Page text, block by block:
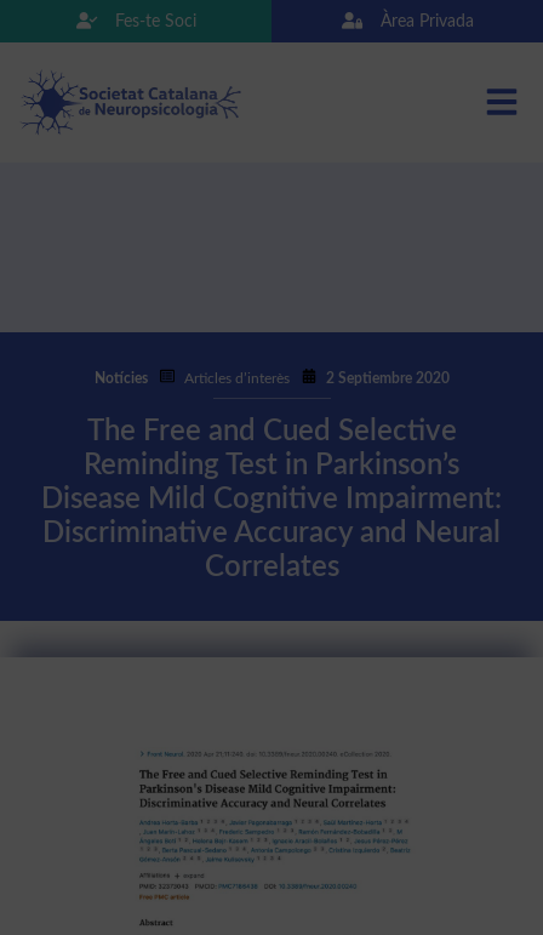
Fes-te Soci Àrea Privada
Notícies Articles d’interès 2 Septiembre 2020
The Free and Cued Selective
Reminding Test in Parkinson’s
Disease Mild Cognitive Impairment:
Discriminative Accuracy and Neural
Correlates